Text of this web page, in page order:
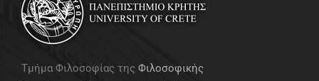
Τμήμα Φιλοσοφίας της Φιλοσοφικής